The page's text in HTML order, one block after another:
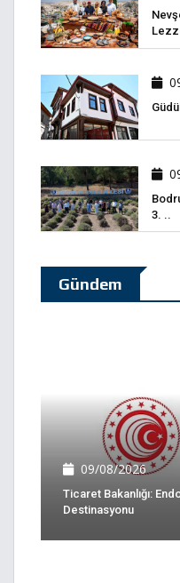
3. ..
Gündem
09/08/2026
Ticaret Bakanlığı:
Destinasyonu